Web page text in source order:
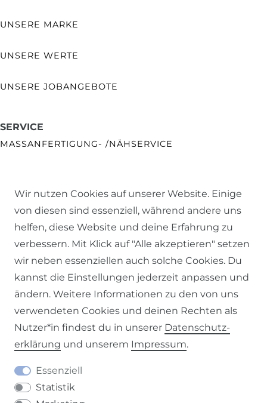
UNSERE MARKE
UNSERE WERTE
UNSERE JOBANGEBOTE
SERVICE
MASSANFERTIGUNG- /NÄHSERVICE
STOFFPROBEN ANFORDERN
FAQ
ALLGEMEINE FRAGEN
WUNSCHLÄNGE ERMITTELN
Wir nutzen Cookies auf unserer Website. Einige
von diesen sind essenziell, während andere uns
helfen, diese Website und deine Erfahrung zu
verbessern. Mit Klick auf "Alle akzeptieren" setzen
wir neben essenziellen auch solche Cookies. Du
kannst die Einstellungen jederzeit anpassen und
ändern. Weitere Informationen zu den von uns
verwendeten Cookies und deinen Rechten als
Nutzer*in findest du in unserer Daten­schutz­
erklärung und unserem Impressum.
Essenziell
Statistik